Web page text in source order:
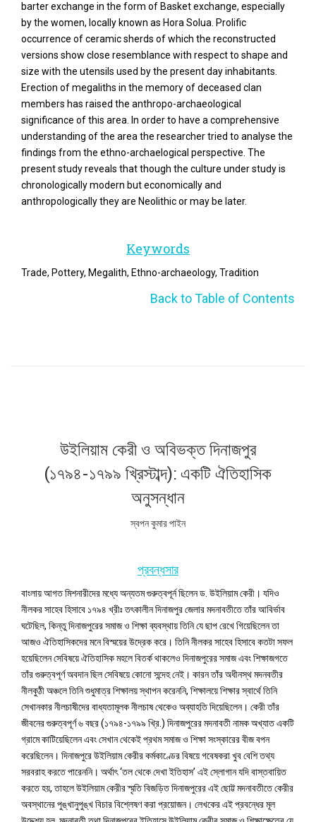
barter exchange in the form of Basket exchange, especially
by the women, locally known as Hora Solua. Prolific
occurrence of ceramic sherds of which the reconstructed
versions show close resemblance with respect to shape and
size with the utensils used by the present day inhabitants.
Erection of megaliths in the memory of deceased clan
members has raised the anthropo-archaeological
significance of this area. In order to have a comprehensive
understanding of the area the researcher tried to analyse the
findings from the ethno-archaelogical perspective. The
present study reveals that though the culture under study is
chronologically modern but economically and
anthropologically they are Neolithic or may be later.
Keywords
Trade, Pottery, Megalith, Ethno-archaeology, Tradition
Back to Table of Contents
উইলিয়াম কেরী ও অবিভক্ত দিনাজপুর
(১৭৯৪-১৭৯৯ খ্রিস্টাব্দ): একটি ঐতিহাসিক
অনুসন্ধান
স্বপন কুমার পাইন
প্রবন্ধসার
বাংলায় আগত মিশনারীদের মধ্যে অন্যতম গুরুত্বপূর্ন ছিলেন ড. উইলিয়াম কেরী। যদিও
নীলকর সাহেব হিসাবে ১৭৯৪ খ্রীঃ তৎকালীন দিনাজপুর জেলার মদনাবতীতে তাঁর আবির্ভাব
ঘটেছিল, কিন্তু দিনাজপুরের সমাজ ও শিক্ষা ব্যবস্থায় তিনি যে ছাপ রেখে গিয়েছিলেন তা
আজও ঐতিহাসিকদের মনে বিস্ময়ের উদ্রেক করে। তিনি নীলকর সাহেব হিসাবে কতটা সফল
হয়েছিলেন সেবিষয়ে ঐতিহাসিক মহলে বিতর্ক থাকলেও দিনাজপুরের সমাজ এবং শিক্ষাজগতে
তাঁর গুরুত্বপূর্ণ অবদান ছিল সেবিষয়ে কোনো সন্দেহ নেই। কারন তাঁর অধীনস্থ মদনবতীর
নীলকুঠী অঞ্চলে তিনি শুধুমাত্র শিক্ষালয় স্থাপন করেননি, শিক্ষালয়ে শিক্ষার স্বার্থে তিনি
সেখানকার নীলচাষীদের বাধ্যতামূলক নীলচাষ থেকেও অব্যাহতি দিয়েছিলেন। কেরী তাঁর
জীবনের গুরুত্বপূর্ণ ৬ বছর (১৭৯৪-১৭৯৯ খ্রি.) দিনাজপুরের মদনাবতী নামক অখ্যাত একটি
গ্রামে কাটিয়েছিলেন এবং সেখান থেকেই প্রথম সমাজ ও শিক্ষা সংস্কারের বীজ বপন
করেছিলেন। দিনাজপুরে উইলিয়াম কেরীর কর্মকাণ্ডের বিষয়ে গবেষকরা খুব বেশি তথ্য
সরবরাহ করতে পারেননি। অর্থাৎ ‘তল থেকে দেখা ইতিহাস’ এই স্লোগান যদি বাস্তবায়িত
করতে হয়, তাহলে উইলিয়াম কেরীর স্মৃতি বিজড়িত দিনাজপুরের এই ছোট্ট মদনাবতীতে কেরীর
অবস্থানের পুঙ্খানুপুঙ্খ বিচার বিশ্লেষণ করা প্রয়োজন। লেখকের এই প্রবন্ধের মূল